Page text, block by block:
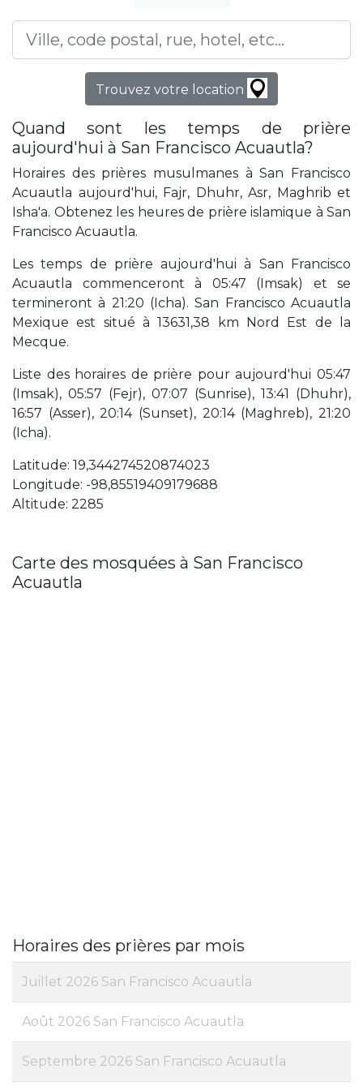
Trouvez votre location
Quand sont les temps de prière
aujourd'hui à San Francisco Acuautla?
Horaires des prières musulmanes à San Francisco
Acuautla aujourd'hui, Fajr, Dhuhr, Asr, Maghrib et
Isha'a. Obtenez les heures de prière islamique à San
Francisco Acuautla.
Les temps de prière aujourd'hui à San Francisco
Acuautla commenceront à 05:47 (Imsak) et se
termineront à 21:20 (Icha). San Francisco Acuautla
Mexique est situé à 13631,38 km Nord Est de la
Mecque.
Liste des horaires de prière pour aujourd'hui 05:47
(Imsak), 05:57 (Fejr), 07:07 (Sunrise), 13:41 (Dhuhr),
16:57 (Asser), 20:14 (Sunset), 20:14 (Maghreb), 21:20
(Icha).
Latitude: 19,344274520874023
Longitude: -98,85519409179688
Altitude: 2285
Carte des mosquées à San Francisco
Acuautla
Horaires des prières par mois
Juillet 2026 San Francisco Acuautla
Août 2026 San Francisco Acuautla
Septembre 2026 San Francisco Acuautla